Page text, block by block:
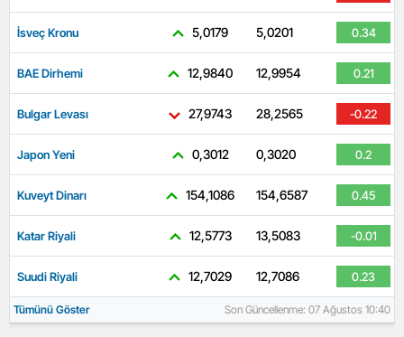
İsveç Kronu 5,0179 5,0201 0.34
BAE Dirhemi 12,9840 12,9954 0.21
Bulgar Levası 27,9743 28,2565 -0.22
Japon Yeni 0,3012 0,3020 0.2
Kuveyt Dinarı 154,1086 154,6587 0.45
Katar Riyali 12,5773 13,5083 -0.01
Suudi Riyali 12,7029 12,7086 0.23
Tümünü Göster Son Güncellenme: 07 Ağustos 10:40